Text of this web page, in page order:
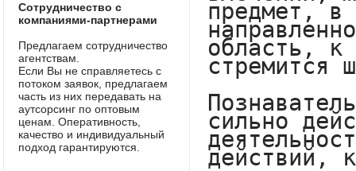
Сотрудничество с
компаниями-партнерами
Предлагаем сотрудничество
агентствам.
Если Вы не справляетесь с
потоком заявок, предлагаем
часть из них передавать на
аутсорсинг по оптовым
ценам. Оперативность,
качество и индивидуальный
подход гарантируются.